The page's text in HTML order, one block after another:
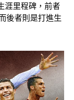
涯里程碑，前者
後者則是打進生